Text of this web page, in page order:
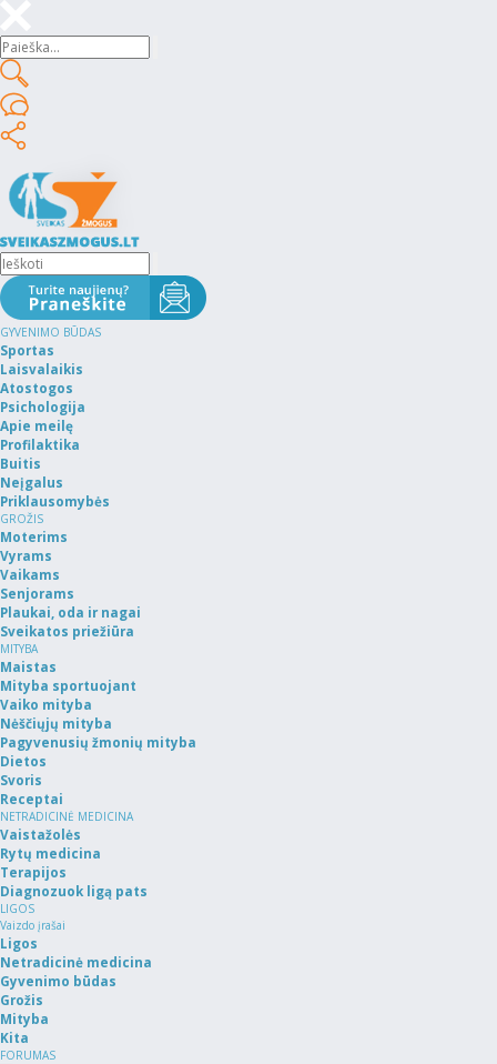
GYVENIMO BŪDAS
Sportas
Laisvalaikis
Atostogos
Psichologija
Apie meilę
Profilaktika
Buitis
Neįgalus
Priklausomybės
GROŽIS
Moterims
Vyrams
Vaikams
Senjorams
Plaukai, oda ir nagai
Sveikatos priežiūra
MITYBA
Maistas
Mityba sportuojant
Vaiko mityba
Nėščiųjų mityba
Pagyvenusių žmonių mityba
Dietos
Svoris
Receptai
NETRADICINĖ MEDICINA
Vaistažolės
Rytų medicina
Terapijos
Diagnozuok ligą pats
LIGOS
Vaizdo įrašai
Ligos
Netradicinė medicina
Gyvenimo būdas
Grožis
Mityba
Kita
FORUMAS